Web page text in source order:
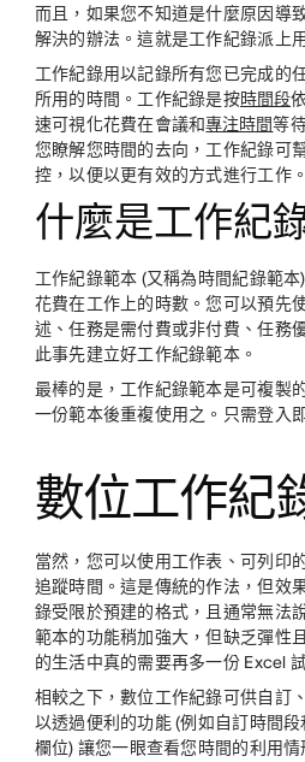
而且，如果您不知道是什麼原因導
解決的辦法。這就是工作紀錄派上
工作紀錄用以記錄所有您已完成的
所用的時間。工作紀錄是按時間段
速可視化花費在會議和專注時間等
您瞭解您時間的去向，工作紀錄可
控，以便以更有效的方式進行工作。
什麼是工作紀
工作紀錄範本 (又稱為時間紀錄範
花費在工作上的時數。您可以預先
述、任務是需付費或非付費、任務
此事先建立好工作紀錄範本。
最棒的是，工作紀錄範本是可複製
一份範本後重複使用之。只需登入
數位工作紀
當然，您可以使用工作表、可列印
追蹤時間。這是傳統的作法，但效
錄受限於預建的格式，且通常無法
範本的功能稍加強大，但缺乏彈性
的生活中真的需要再多一份 Excel
相較之下，數位工作紀錄可供自訂
以透過便利的功能 (例如自訂時間
欄位) 讓您一眼查看您時間的利用